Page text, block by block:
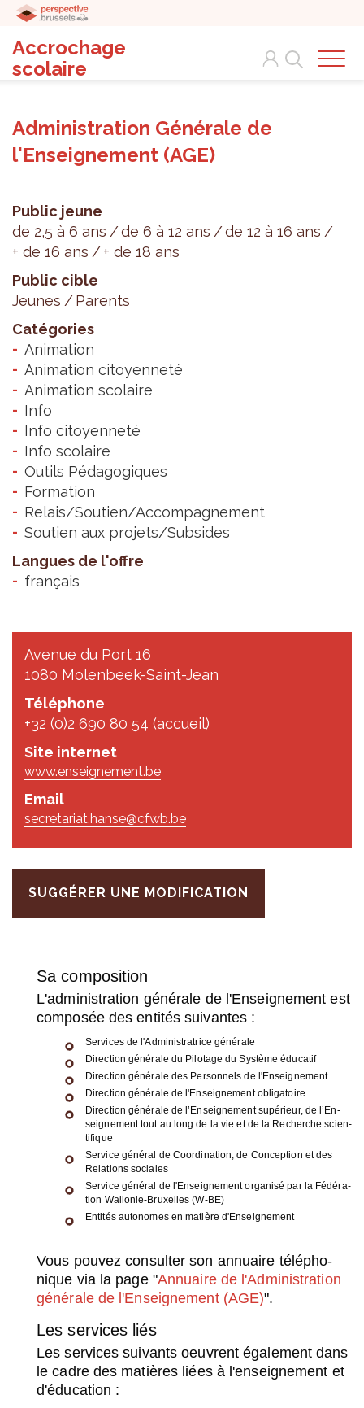
Accrochage
scolaire
Search
Administration Générale de
l'Enseignement (AGE)
Public jeune
de 2,5 à 6 ans
de 6 à 12 ans
de 12 à 16 ans
+ de 16 ans
+ de 18 ans
Public cible
Jeunes
Parents
Catégories
Animation
Animation citoyenneté
Animation scolaire
Info
Info citoyenneté
Info scolaire
Outils Pédagogiques
Formation
Relais/Soutien/Accompagnement
Soutien aux projets/Subsides
Langues de l'offre
français
Avenue du Port 16
1080 Molenbeek-Saint-Jean
Téléphone
+32 (0)2 690 80 54 (accueil)
Site internet
www.enseignement.be
Email
secretariat.hanse@cfwb.be
SUGGÉRER UNE MODIFICATION
Sa com­po­si­tion
L'ad­mi­nis­tra­tion géné­rale de l'En­sei­gne­ment est
com­po­sée des enti­tés sui­vantes :
Ser­vices de l'Ad­mi­nis­tra­trice géné­rale
Direc­tion géné­rale du Pilo­tage du Sys­tème édu­ca­tif
Direc­tion géné­rale des Per­son­nels de l'En­sei­gne­ment
Direc­tion géné­rale de l'En­sei­gne­ment obli­ga­toire
Direc­tion géné­rale de l’En­sei­gne­ment supé­rieur, de l’En­
sei­gne­ment tout au long de la vie et de la Recherche scien­
ti­fique
Ser­vice géné­ral de Coor­di­na­tion, de Concep­tion et des
Rela­tions sociales
Ser­vice géné­ral de l'En­sei­gne­ment orga­nisé par la Fédé­ra­
tion Wal­lo­nie-Bruxelles (W-BE)
Enti­tés auto­nomes en matière d'En­sei­gne­ment
Vous pou­vez consul­ter son annuaire télé­pho­
nique via la page "Annuaire de l'Ad­mi­nis­tra­tion
géné­rale de l'En­sei­gne­ment (AGE)".
Les ser­vices liés
Les ser­vices sui­vants oeuvrent éga­le­ment dans
le cadre des matières liées à l'en­sei­gne­ment et
d'édu­ca­tion :